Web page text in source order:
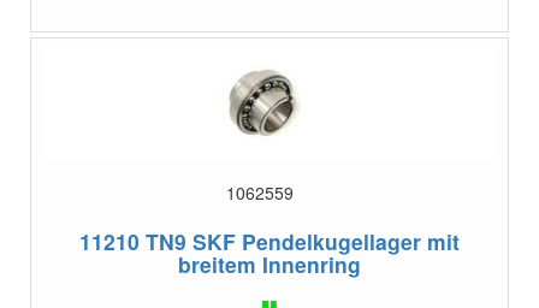
1062559
11210 TN9 SKF Pendelkugellager mit
breitem Innenring